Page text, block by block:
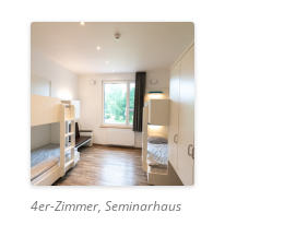
4er-Zimmer, Seminarhaus